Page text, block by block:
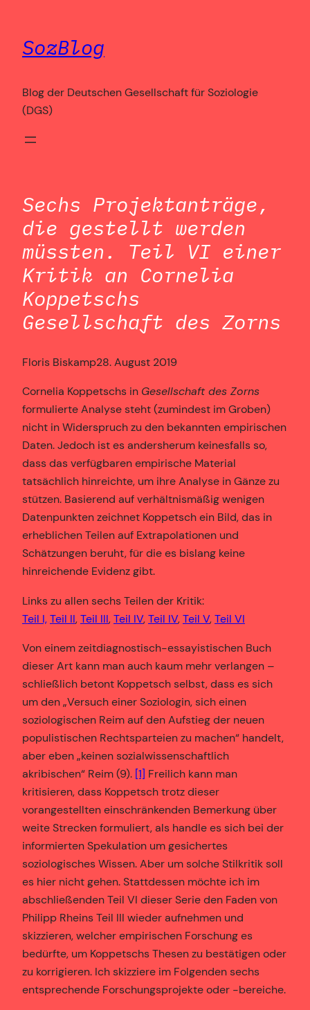
springen
SozBlog
Blog der Deutschen Gesellschaft für Soziologie
(DGS)
Sechs Projektanträge,
die gestellt werden
müssten. Teil VI einer
Kritik an Cornelia
Koppetschs
Gesellschaft des Zorns
Floris Biskamp28. August 2019
Cornelia Koppetschs in Gesellschaft des Zorns
formulierte Analyse steht (zumindest im Groben)
nicht in Widerspruch zu den bekannten empirischen
Daten. Jedoch ist es andersherum keinesfalls so,
dass das verfügbaren empirische Material
tatsächlich hinreichte, um ihre Analyse in Gänze zu
stützen. Basierend auf verhältnismäßig wenigen
Datenpunkten zeichnet Koppetsch ein Bild, das in
erheblichen Teilen auf Extrapolationen und
Schätzungen beruht, für die es bislang keine
hinreichende Evidenz gibt.
Links zu allen sechs Teilen der Kritik:
Teil I,Teil II,Teil III,Teil IV,Teil IV,Teil V,Teil VI
Von einem zeitdiagnostisch-essayistischen Buch
dieser Art kann man auch kaum mehr verlangen –
schließlich betont Koppetsch selbst, dass es sich
um den „Versuch einer Soziologin, sich einen
soziologischen Reim auf den Aufstieg der neuen
populistischen Rechtsparteien zu machen“ handelt,
aber eben „keinen sozialwissenschaftlich
akribischen“ Reim (9). [1] Freilich kann man
kritisieren, dass Koppetsch trotz dieser
vorangestellten einschränkenden Bemerkung über
weite Strecken formuliert, als handle es sich bei der
informierten Spekulation um gesichertes
soziologisches Wissen. Aber um solche Stilkritik soll
es hier nicht gehen. Stattdessen möchte ich im
abschließenden Teil VI dieser Serie den Faden von
Philipp Rheins Teil III wieder aufnehmen und
skizzieren, welcher empirischen Forschung es
bedürfte, um Koppetschs Thesen zu bestätigen oder
zu korrigieren. Ich skizziere im Folgenden sechs
entsprechende Forschungsprojekte oder -bereiche.